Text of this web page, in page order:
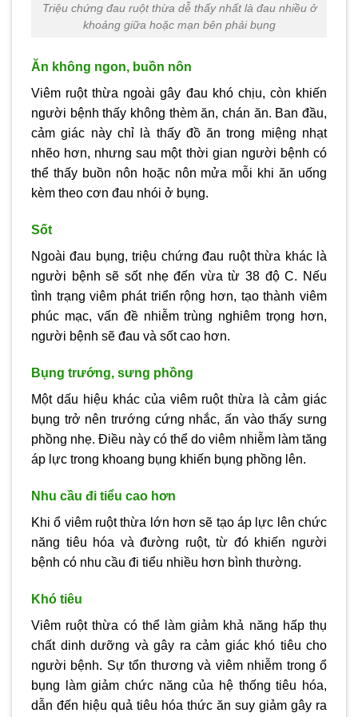
Triệu chứng đau ruột thừa dễ thấy nhất là đau nhiều ở
khoảng giữa hoặc mạn bên phải bụng
Ăn không ngon, buồn nôn
Viêm ruột thừa ngoài gây đau khó chịu, còn khiến
người bệnh thấy không thèm ăn, chán ăn. Ban đầu,
cảm giác này chỉ là thấy đồ ăn trong miệng nhạt
nhẽo hơn, nhưng sau một thời gian người bệnh có
thể thấy buồn nôn hoặc nôn mửa mỗi khi ăn uống
kèm theo cơn đau nhói ở bụng.
Sốt
Ngoài đau bụng, triệu chứng đau ruột thừa khác là
người bệnh sẽ sốt nhẹ đến vừa từ 38 độ C. Nếu
tình trạng viêm phát triển rộng hơn, tạo thành viêm
phúc mạc, vấn đề nhiễm trùng nghiêm trọng hơn,
người bệnh sẽ đau và sốt cao hơn.
Bụng trướng, sưng phồng
Một dấu hiệu khác của viêm ruột thừa là cảm giác
bụng trở nên trướng cứng nhắc, ấn vào thấy sưng
phồng nhẹ. Điều này có thể do viêm nhiễm làm tăng
áp lực trong khoang bụng khiến bụng phồng lên.
Nhu cầu đi tiểu cao hơn
Khi ổ viêm ruột thừa lớn hơn sẽ tạo áp lực lên chức
năng tiêu hóa và đường ruột, từ đó khiến người
bệnh có nhu cầu đi tiểu nhiều hơn bình thường.
Khó tiêu
Viêm ruột thừa có thể làm giảm khả năng hấp thụ
chất dinh dưỡng và gây ra cảm giác khó tiêu cho
người bệnh. Sự tổn thương và viêm nhiễm trong ổ
bụng làm giảm chức năng của hệ thống tiêu hóa,
dẫn đến hiệu quả tiêu hóa thức ăn suy giảm gây ra